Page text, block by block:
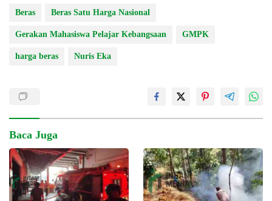
Beras Beras Satu Harga Nasional
Gerakan Mahasiswa Pelajar Kebangsaan GMPK
harga beras Nuris Eka
Baca Juga